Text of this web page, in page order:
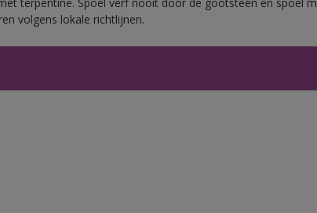
volgens lokale richtlijnen.